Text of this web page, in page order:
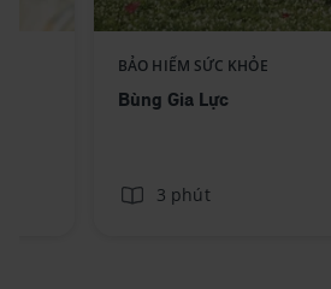
Replace component AIA -
BẢO HIỂM SỨC KHỎE
Bùng Gia Lực
3 phút